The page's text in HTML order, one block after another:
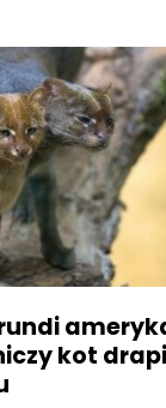
kot